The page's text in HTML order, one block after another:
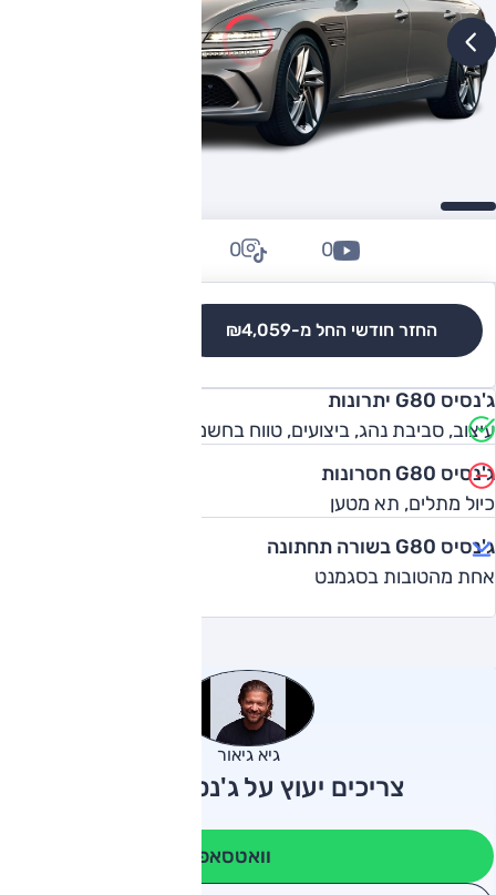
החזר חודשי החל מ-₪4,059
0
0
ג'נסיס G80 יתרונות
עיצוב, סביבת נהג, ביצועים, טווח בחשמלית, תמורה
ג'נסיס G80 חסרונות
כיול מתלים, תא מטען
ג'נסיס G80 בשורה תחתונה
אחת מהטובות בסגמנט
גיא גיאור
צריכים יעוץ על ג'נסיס G80?
וואטסאפ